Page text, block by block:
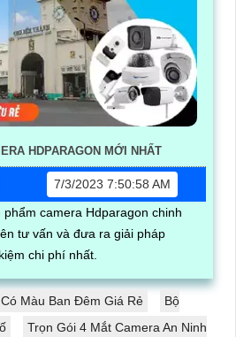
HDPARAGON MỚI NHẤT
7/3/2023 7:50:58 AM
camera Hdparagon chinh
tư vấn và đưa ra giải pháp
chi phí nhất.
Màu Ban Đêm Giá Rẻ
Bộ
Trọn Gói 4 Mắt Camera An Ninh